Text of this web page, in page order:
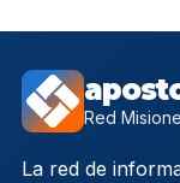
Red
La red de